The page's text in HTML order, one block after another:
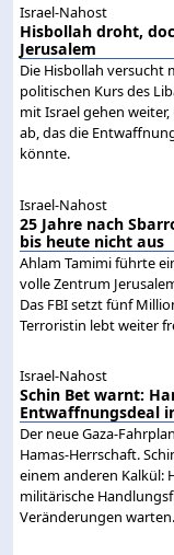
Israel-Nahost
Hisbollah droht,
Jerusalem
Die Hisbollah versucht
politischen Kurs des
mit Israel gehen
ab, das die
könnte.
Israel-Nahost
25 Jahre nach
bis heute nicht aus
Ahlam Tamimi führte
volle Zentrum
Das FBI setzt fünf
Terroristin lebt weiter
Israel-Nahost
Schin Bet warnt:
Entwaffnungsdeal
Der neue Gaza-
Hamas-Herrschaft.
einem anderen Kalkül:
militärische
Veränderungen warten.